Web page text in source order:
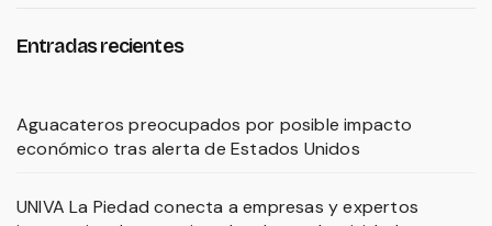
Entradas recientes
Aguacateros preocupados por posible impacto
económico tras alerta de Estados Unidos
UNIVA La Piedad conecta a empresas y expertos